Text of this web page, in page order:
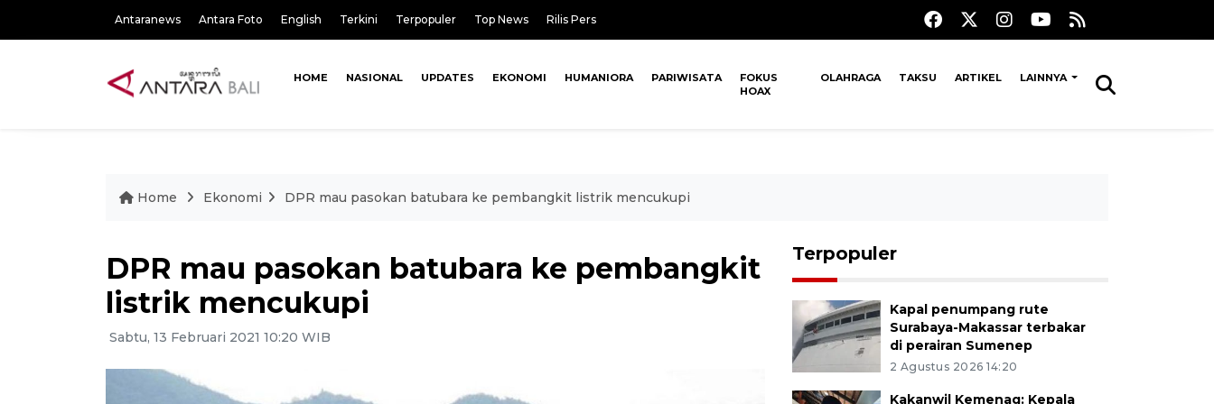
Antaranews Antara Foto English Terkini Terpopuler Top News Rilis Pers
HOME NASIONAL UPDATES EKONOMI HUMANIORA PARIWISATA
FOKUS
HOAX
OLAHRAGA TAKSU ARTIKEL LAINNYA
Home Ekonomi DPR mau pasokan batubara ke pembangkit listrik mencukupi
DPR mau pasokan batubara ke pembangkit
listrik mencukupi
Sabtu, 13 Februari 2021 10:20 WIB
Terpopuler
Kapal penumpang rute
Surabaya-Makassar terbakar
di perairan Sumenep
2 Agustus 2026 14:20
Kakanwil Kemenag: Kepala